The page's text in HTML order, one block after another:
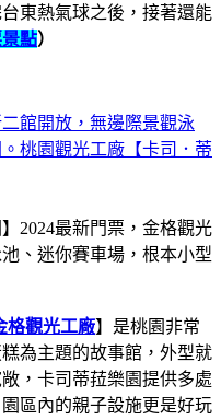
東熱氣球之後，接著還能
點）
館開放，無邊際景觀泳
桃園觀光工廠【卡司．蒂
格觀光工廠】是桃園非常
為主題的故事館，外型就
，卡司蒂菈樂園提供多處
區內的親子設施更是好玩